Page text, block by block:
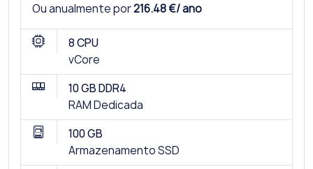
Ou anualmente por216.48 €/ ano
8 CPU
vCore
10 GB DDR4
RAM Dedicada
100 GB
Armazenamento SSD